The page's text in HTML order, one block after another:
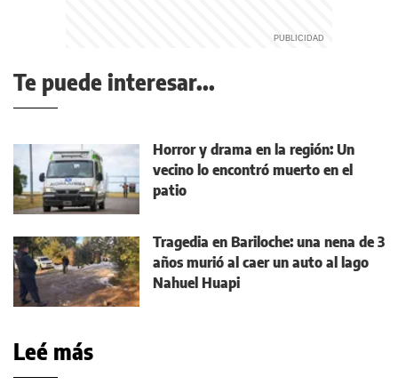
Te puede interesar...
Horror y drama en la región: Un
vecino lo encontró muerto en el
patio
Tragedia en Bariloche: una nena de 3
años murió al caer un auto al lago
Nahuel Huapi
Leé más